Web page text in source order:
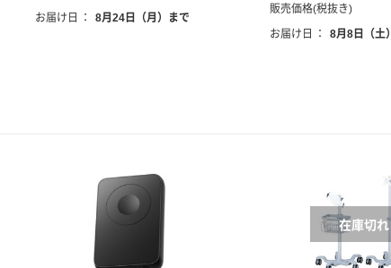
お届け日
： 8月24日（月）まで
販売価格(税抜き)
お届け日
： 8月8日（土）